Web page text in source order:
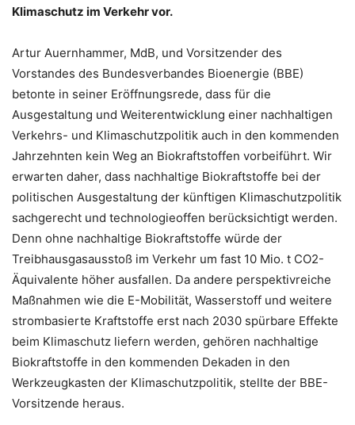
Klimaschutz im Verkehr vor.
Artur Auernhammer, MdB, und Vorsitzender des
Vorstandes des Bundesverbandes Bioenergie (BBE)
betonte in seiner Eröffnungsrede, dass für die
Ausgestaltung und Weiterentwicklung einer nachhaltigen
Verkehrs- und Klimaschutzpolitik auch in den kommenden
Jahrzehnten kein Weg an Biokraftstoffen vorbeiführt. Wir
erwarten daher, dass nachhaltige Biokraftstoffe bei der
politischen Ausgestaltung der künftigen Klimaschutzpolitik
sachgerecht und technologieoffen berücksichtigt werden.
Denn ohne nachhaltige Biokraftstoffe würde der
Treibhausgasausstoß im Verkehr um fast 10 Mio. t CO2-
Äquivalente höher ausfallen. Da andere perspektivreiche
Maßnahmen wie die E-Mobilität, Wasserstoff und weitere
strombasierte Kraftstoffe erst nach 2030 spürbare Effekte
beim Klimaschutz liefern werden, gehören nachhaltige
Biokraftstoffe in den kommenden Dekaden in den
Werkzeugkasten der Klimaschutzpolitik, stellte der BBE-
Vorsitzende heraus.